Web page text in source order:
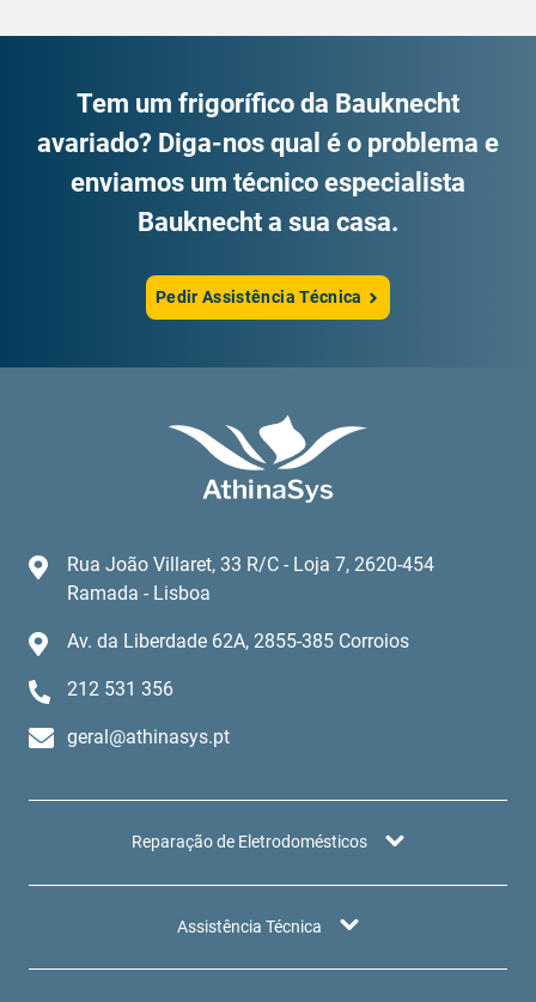
Tem um frigorífico da Bauknecht
avariado? Diga-nos qual é o problema e
enviamos um técnico especialista
Bauknecht a sua casa.
Pedir Assistência Técnica
Rua João Villaret, 33 R/C - Loja 7, 2620-454
Ramada - Lisboa
Av. da Liberdade 62A, 2855-385 Corroios
212 531 356
geral@athinasys.pt
Reparação de Eletrodomésticos
Assistência Técnica